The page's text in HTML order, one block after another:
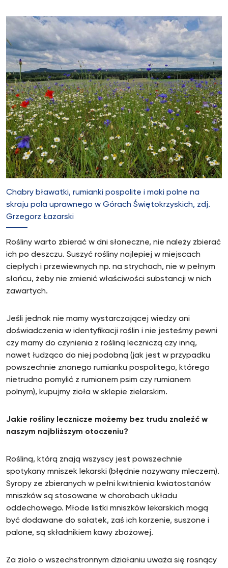
Chabry bławatki, rumianki pospolite i maki polne na
skraju pola uprawnego w Górach Świętokrzyskich, zdj.
Grzegorz Łazarski
Rośliny warto zbierać w dni słoneczne, nie należy zbierać
ich po deszczu. Suszyć rośliny najlepiej w miejscach
ciepłych i przewiewnych np. na strychach, nie w pełnym
słońcu, żeby nie zmienić właściwości substancji w nich
zawartych.
Jeśli jednak nie mamy wystarczającej wiedzy ani
doświadczenia w identyfikacji roślin i nie jesteśmy pewni
czy mamy do czynienia z rośliną leczniczą czy inną,
nawet łudząco do niej podobną (jak jest w przypadku
powszechnie znanego rumianku pospolitego, którego
nietrudno pomylić z rumianem psim czy rumianem
polnym), kupujmy zioła w sklepie zielarskim.
Jakie rośliny lecznicze możemy bez trudu znaleźć w
naszym najbliższym otoczeniu?
Rośliną, którą znają wszyscy jest powszechnie
spotykany mniszek lekarski (błędnie nazywany mleczem).
Syropy ze zbieranych w pełni kwitnienia kwiatostanów
mniszków są stosowane w chorobach układu
oddechowego. Młode listki mniszków lekarskich mogą
być dodawane do sałatek, zaś ich korzenie, suszone i
palone, są składnikiem kawy zbożowej.
Za zioło o wszechstronnym działaniu uważa się rosnący